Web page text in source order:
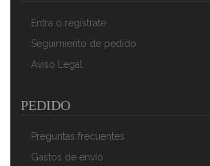
Entra o regístrate
Seguimiento de pedido
Aviso Legal
PEDIDO
Preguntas frecuentes
Gastos de envío